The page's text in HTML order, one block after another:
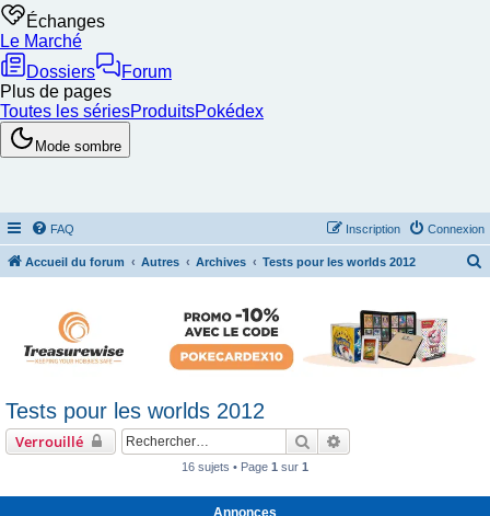
FAQ Connexion
Inscription
Accueil du forum Autres Archives Tests pour les worlds 2012
r
Tests pour les worlds 2012
Verrouillé Rechercher
16 sujets • Page 1 sur 1
Annonces